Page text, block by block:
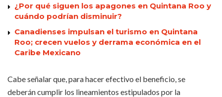
¿Por qué siguen los apagones en Quintana Roo y
cuándo podrían disminuir?
Canadienses impulsan el turismo en Quintana
Roo; crecen vuelos y derrama económica en el
Caribe Mexicano
Cabe señalar que, para hacer efectivo el beneficio, se
deberán cumplir los lineamientos estipulados por la